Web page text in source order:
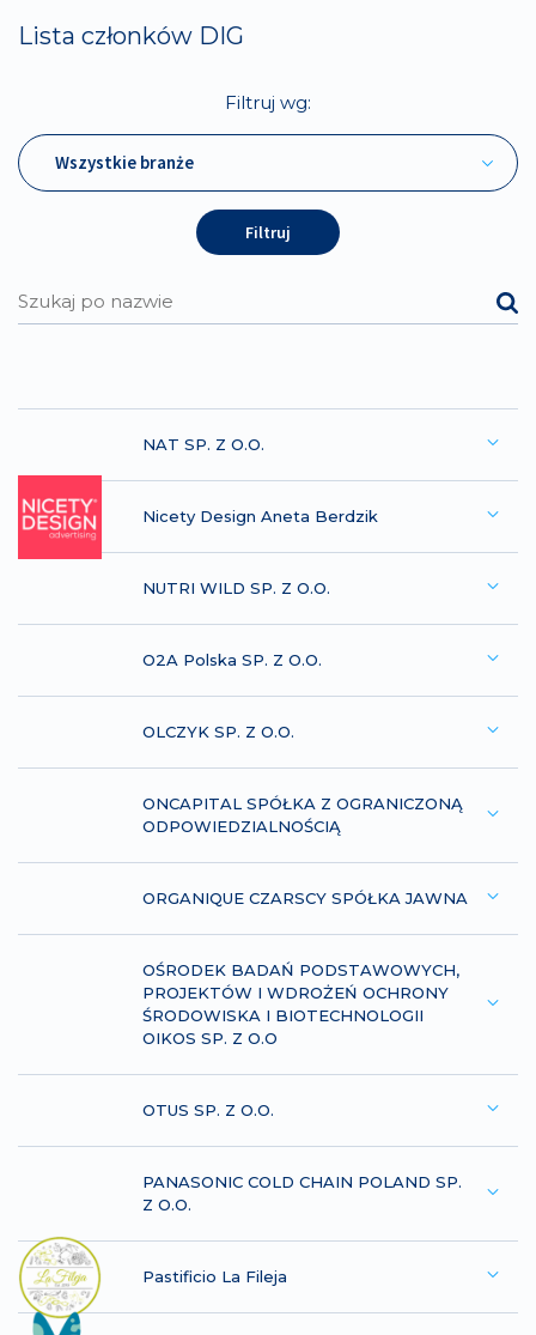
Lista członków DIG
Filtruj wg:
Wszystkie branże
Filtruj
NAT SP. Z O.O.
Nicety Design Aneta Berdzik
NUTRI WILD SP. Z O.O.
O2A Polska SP. Z O.O.
OLCZYK SP. Z O.O.
ONCAPITAL SPÓŁKA Z OGRANICZONĄ
ODPOWIEDZIALNOŚCIĄ
ORGANIQUE CZARSCY SPÓŁKA JAWNA
OŚRODEK BADAŃ PODSTAWOWYCH,
PROJEKTÓW I WDROŻEŃ OCHRONY
ŚRODOWISKA I BIOTECHNOLOGII
OIKOS SP. Z O.O
OTUS SP. Z O.O.
PANASONIC COLD CHAIN POLAND SP.
Z O.O.
Pastificio La Fileja